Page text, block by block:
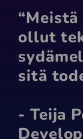
ollut
sitä
- Teija